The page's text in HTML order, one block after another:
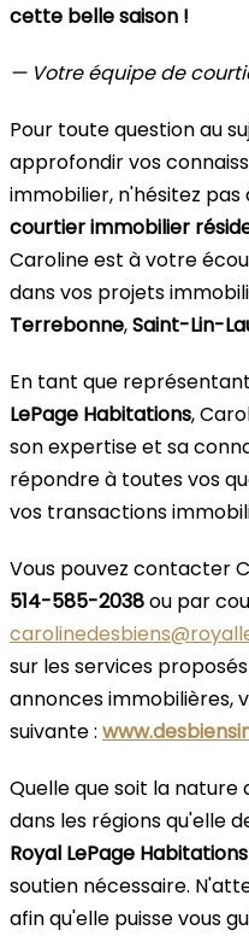
cette belle saison !
— Votre équipe de
Pour toute question au
approfondir vos
immobilier, n'hésitez
courtier immobilier
Caroline est à votre
dans vos projets
Terrebonne,Saint-Lin-
En tant que
LePage Habitations,
son expertise et sa
répondre à toutes vos
vos transactions
Vous pouvez contacter
514-585-2038ou par
sur les services
annonces immobilières,
suivante :
Quelle que soit la
dans les régions qu'elle
Royal LePage Habitations
soutien nécessaire.
afin qu'elle puisse vous